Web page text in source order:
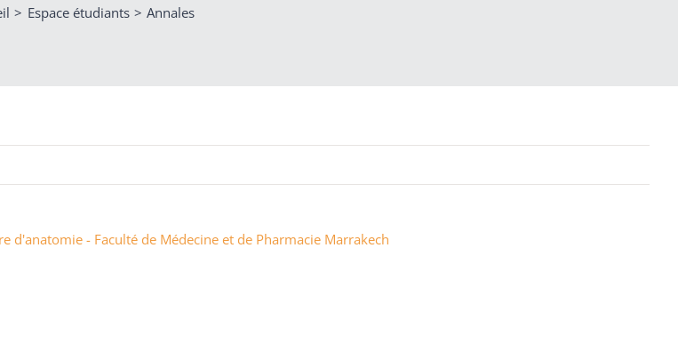
Espace étudiants Annales
d'anatomie - Faculté de Médecine et de Pharmacie Marrakech